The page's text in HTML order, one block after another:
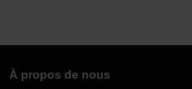
À propos de nous